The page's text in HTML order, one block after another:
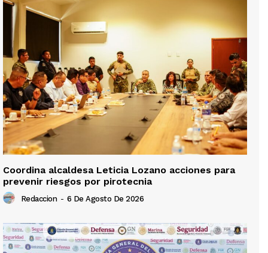
Coordina alcaldesa Leticia Lozano acciones para
prevenir riesgos por pirotecnia
Redaccion - 6 De Agosto De 2026